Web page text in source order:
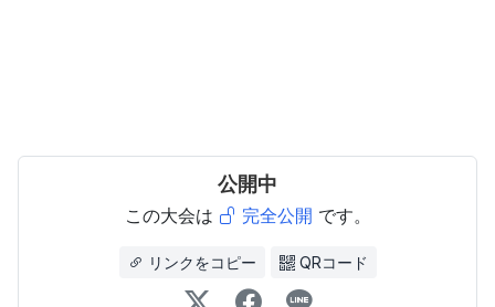
公開中
この大会は 完全公開 です。
リンクをコピー QRコード